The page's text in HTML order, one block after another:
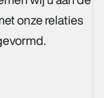
onze relaties